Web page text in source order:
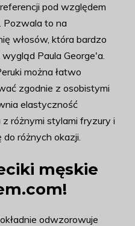
pod względem
Pozwala to na
włosów, która bardzo
Paula George'a.
można łatwo
zgodnie z osobistymi
elastyczność
różnymi stylami fryzury i
różnych okazji.
męskie
odwzorowuje